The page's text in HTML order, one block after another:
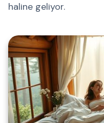
haline geliyor.